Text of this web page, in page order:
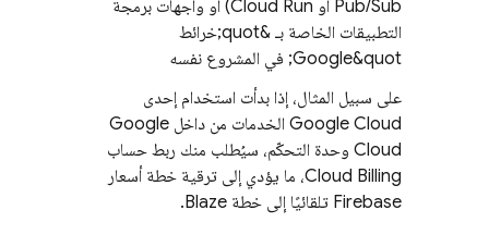
Pub/Sub أو Cloud Run) أو واجهات برمجة
التطبيقات الخاصة بـ &quot;خرائط
Google&quot; في المشروع نفسه
على سبيل المثال، إذا بدأت استخدام إحدى
Google Cloud الخدمات من داخل Google
Cloud وحدة التحكّم، سيُطلب منك ربط حساب
Cloud Billing، ما يؤدي إلى ترقية خطة أسعار
Firebase تلقائيًا إلى خطة Blaze.